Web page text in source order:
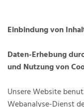
Einbindung von
Daten-Erhebung
und Nutzung von
Unsere Website